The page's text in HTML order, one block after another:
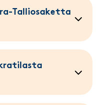
Talliosaketta